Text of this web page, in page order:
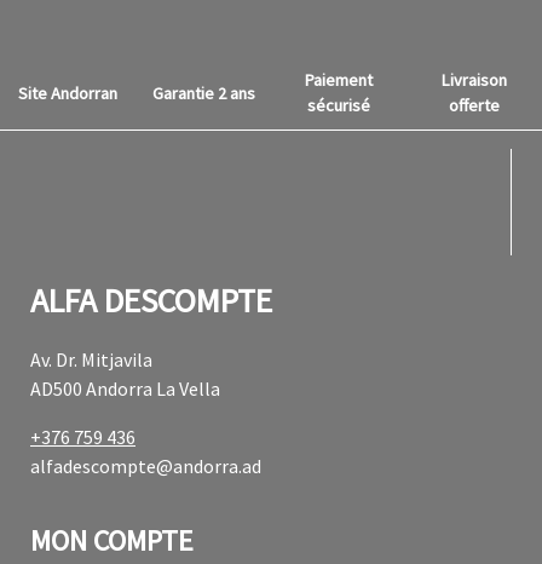
Site Andorran Garantie 2 ans
Paiement
sécurisé
Livraison
offerte
ALFA DESCOMPTE
Av. Dr. Mitjavila
AD500 Andorra La Vella
+376 759 436
alfadescompte@andorra.ad
MON COMPTE